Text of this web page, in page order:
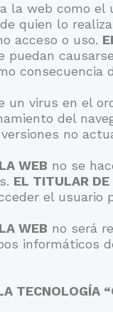
la web como
quien lo
acceso o uso.
puedan
consecuencia
un virus en el
del
no
WEB no se
EL TITULAR DE
el usuario
WEB no será
informáticos
TECNOLOGÍA